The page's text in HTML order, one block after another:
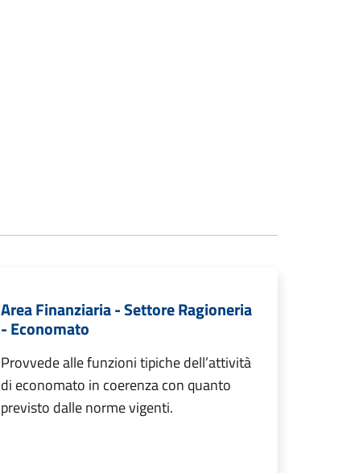
Area Finanziaria - Settore Ragioneria
- Economato
Provvede alle funzioni tipiche dell’attività
di economato in coerenza con quanto
previsto dalle norme vigenti.